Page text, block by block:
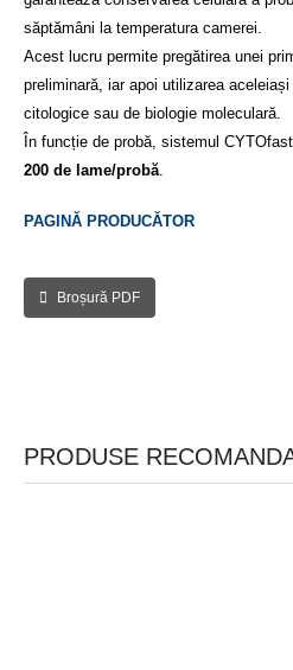
săptămâni la temperatura camerei.
Acest lucru permite pregătirea unei
preliminară, iar apoi utilizarea
citologice sau de biologie moleculară.
În funcție de probă, sistemul
200 de lame/probă.
PAGINĂ PRODUCĂTOR
Broșură PDF
PRODUSE